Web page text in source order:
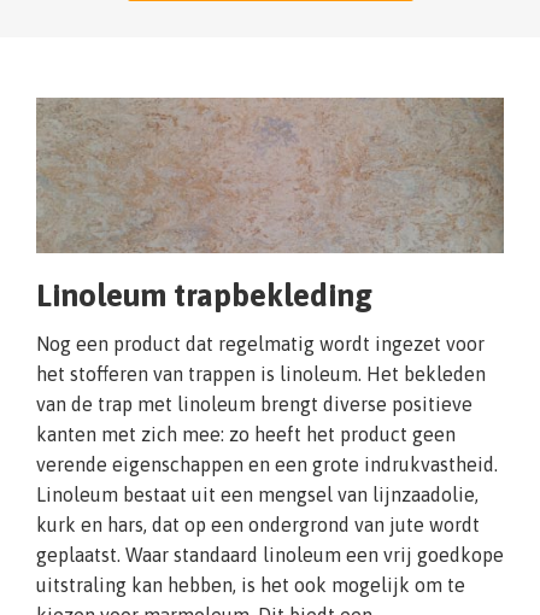
Linoleum trapbekleding
Nog een product dat regelmatig wordt ingezet voor
het stofferen van trappen is linoleum. Het bekleden
van de trap met linoleum brengt diverse positieve
kanten met zich mee: zo heeft het product geen
verende eigenschappen en een grote indrukvastheid.
Linoleum bestaat uit een mengsel van lijnzaadolie,
kurk en hars, dat op een ondergrond van jute wordt
geplaatst. Waar standaard linoleum een vrij goedkope
uitstraling kan hebben, is het ook mogelijk om te